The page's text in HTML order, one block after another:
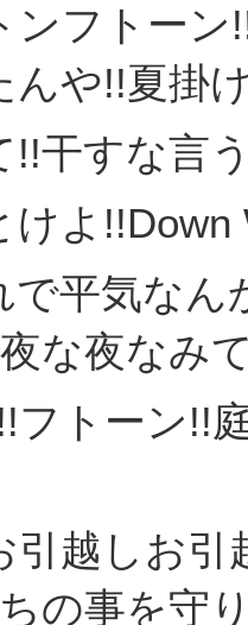
ンフトー
んや!!夏掛
!!干すな言
けよ
で平気な
な夜なみ
!!フトーン!!
引越しお
の事を守